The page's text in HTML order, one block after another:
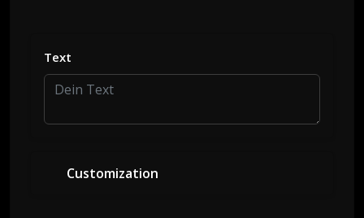
Text
Customization